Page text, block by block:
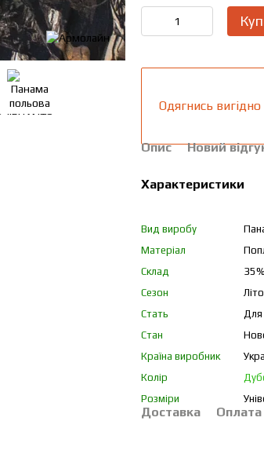
Одягнись вигідно
Опис Новий
Характеристики
Вид виробу
Матеріал
Склад
Сезон
Літо
Стать
Для
Стан
Країна виробник
Колір
Розміри
Доставка Оплата